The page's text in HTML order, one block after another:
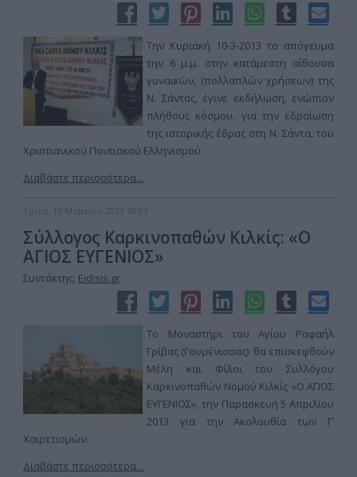
Την Κυριακή 10-3-2013 το απόγευμα
την 6 μ.μ. στην κατάμεστη αίθουσα
γυναικών, (πολλαπλών χρήσεων) της
Ν. Σάντας, έγινε εκδήλωση, ενώπιον
πλήθους κόσμου, για την εδραίωση
της ιστορικής έδρας στη Ν. Σάντα, του
Χριστιανικού Ποντιακού Ελληνισμού.
Διαβάστε περισσότερα...
Τρίτη, 19 Μαρτίου 2013 18:03
Σύλλογος Καρκινοπαθών Κιλκίς: «Ο
ΑΓΙΟΣ ΕΥΓΕΝΙΟΣ»
Συντάκτης: Eidisis.gr
Το Μοναστήρι του Αγίου Ραφαήλ
Γρίβας (Γουμένισσας) θα επισκεφθούν
Μέλη και Φίλοι του Συλλόγου
Καρκινοπαθών Νομού Κιλκίς «Ο ΑΓΙΟΣ
ΕΥΓΕΝΙΟΣ», την Παρασκευή 5 Απριλίου
2013 για την Ακολουθία των Γ’
Χαιρετισμών.
Διαβάστε περισσότερα...